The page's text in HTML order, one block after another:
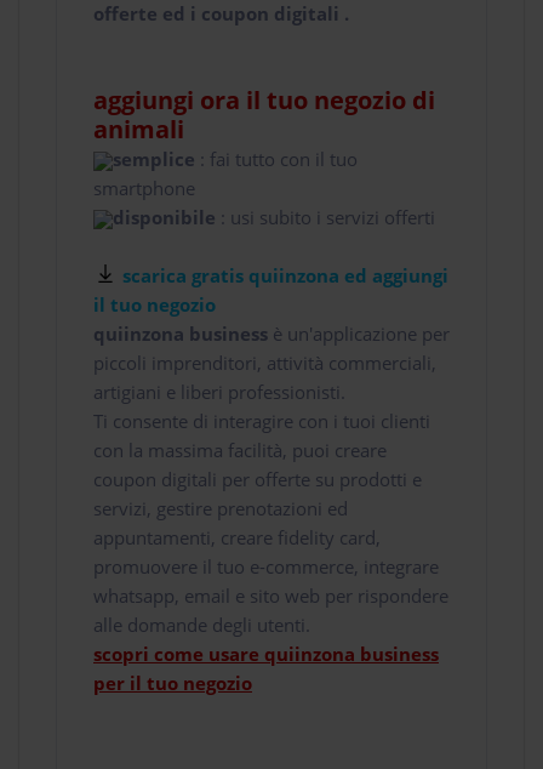
offerte ed i coupon digitali .
aggiungi ora il tuo negozio di
animali
semplice : fai tutto con il tuo
smartphone
disponibile : usi subito i servizi offerti
scarica gratis quiinzona ed aggiungi
il tuo negozio
quiinzona business è un'applicazione per
piccoli imprenditori, attività commerciali,
artigiani e liberi professionisti.
Ti consente di interagire con i tuoi clienti
con la massima facilità, puoi creare
coupon digitali per offerte su prodotti e
servizi, gestire prenotazioni ed
appuntamenti, creare fidelity card,
promuovere il tuo e-commerce, integrare
whatsapp, email e sito web per rispondere
alle domande degli utenti.
scopri come usare quiinzona business
per il tuo negozio